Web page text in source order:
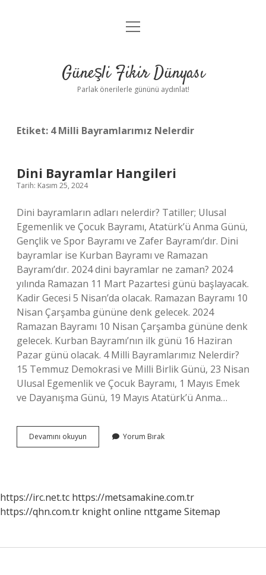
Anasayfa
Yasal Uyarı
menüyü
Güneşli Fikir Dünyası
Parlak önerilerle gününü aydınlat!
Etiket: 4 Milli Bayramlarımız Nelerdir
Dini Bayramlar Hangileri
Tarih: Kasım 25, 2024
Dini bayramların adları nelerdir? Tatiller; Ulusal
Egemenlik ve Çocuk Bayramı, Atatürk’ü Anma Günü,
Gençlik ve Spor Bayramı ve Zafer Bayramı’dır. Dini
bayramlar ise Kurban Bayramı ve Ramazan
Bayramı’dır. 2024 dini bayramlar ne zaman? 2024
yılında Ramazan 11 Mart Pazartesi günü başlayacak.
Kadir Gecesi 5 Nisan’da olacak. Ramazan Bayramı 10
Nisan Çarşamba gününe denk gelecek. 2024
Ramazan Bayramı 10 Nisan Çarşamba gününe denk
gelecek. Kurban Bayramı’nın ilk günü 16 Haziran
Pazar günü olacak. 4 Milli Bayramlarımız Nelerdir?
15 Temmuz Demokrasi ve Milli Birlik Günü, 23 Nisan
Ulusal Egemenlik ve Çocuk Bayramı, 1 Mayıs Emek
ve Dayanışma Günü, 19 Mayıs Atatürk’ü Anma…
Devamını okuyun
Bayramlar
Yorum Bırak
https://irc.net.tc https://metsamakine.com.tr
https://qhn.com.tr knight online nttgame Sitemap